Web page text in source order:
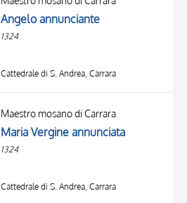
Angelo annunciante
1324
Cattedrale di S. Andrea, Carrara
Maestro mosano di Carrara
Maria Vergine annunciata
1324
Cattedrale di S. Andrea, Carrara